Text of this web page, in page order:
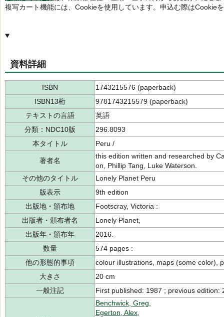
複写カート機能には、Cookieを使用しています。申込む際はCookie
資料詳細
ISBN
1743215576 (paperback)
ISBN13桁
9781743215579 (paperback)
テキストの言語
英語
分類：NDC10版
296.8093
本タイトル
Peru /
著者名
this edition written and researched by
on, Phillip Tang, Luke Waterson.
その他のタイトル
Lonely Planet Peru
版表示
9th edition
出版地・頒布地
Footscray, Victoria :
出版者・頒布者名
Lonely Planet,
出版年・頒布年
2016.
数量
574 pages :
他の形態的事項
colour illustrations, maps (some color),
大きさ
20 cm
一般注記
First published: 1987 ; previous edition:
Benchwick, Greg,
Egerton, Alex,